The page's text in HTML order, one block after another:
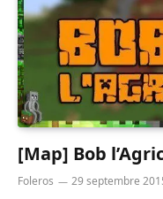
[Map] Bob
Foleros 29 septembre